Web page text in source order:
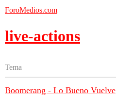
ForoMedios.com
live-actions
Tema
Boomerang - Lo Bueno Vuelve